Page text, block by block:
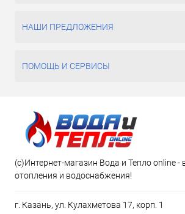
НАШИ ПРЕДЛОЖЕНИЯ
ПОМОЩЬ И СЕРВИСЫ
(c)Интернет-магазин Вода и Тепло online -
отопления и водоснабжения!
г. Казань, ул. Кулахметова 17, корп. 1